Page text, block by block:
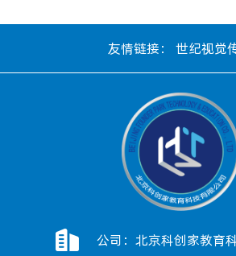
友情链接： 世纪视觉
公司：北京科创家教育